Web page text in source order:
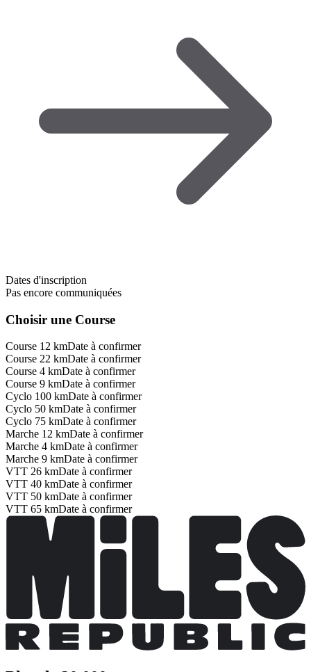
Dates d'inscription
Pas encore communiquées
Choisir une Course
Course 12 kmDate à confirmer
Course 22 kmDate à confirmer
Course 4 kmDate à confirmer
Course 9 kmDate à confirmer
Cyclo 100 kmDate à confirmer
Cyclo 50 kmDate à confirmer
Cyclo 75 kmDate à confirmer
Marche 12 kmDate à confirmer
Marche 4 kmDate à confirmer
Marche 9 kmDate à confirmer
VTT 26 kmDate à confirmer
VTT 40 kmDate à confirmer
VTT 50 kmDate à confirmer
VTT 65 kmDate à confirmer